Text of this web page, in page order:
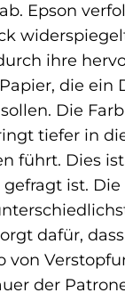
Epson
ihre
die ein
Die
tiefer in
führt. Dies
ist.
dafür,
von
der